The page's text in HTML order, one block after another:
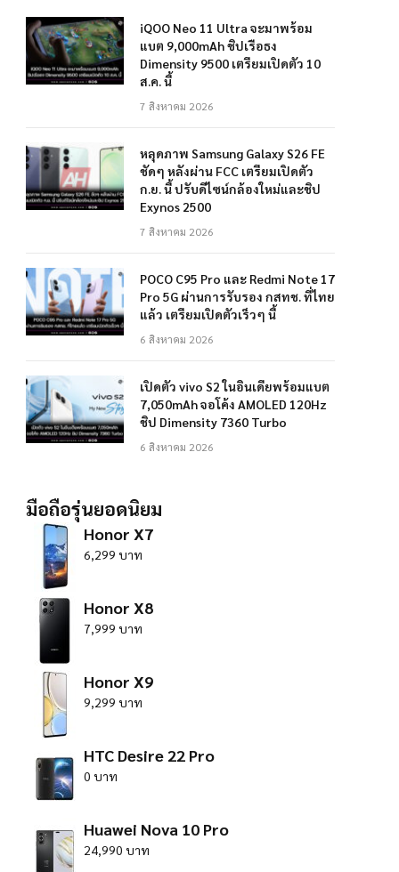
iQOO Neo 11 Ultra จะมาพร้อม
แบต 9,000mAh ชิปเรือธง
Dimensity 9500 เตรียมเปิดตัว 10
ส.ค. นี้
7 สิงหาคม 2026
หลุดภาพ Samsung Galaxy S26 FE
ชัดๆ หลังผ่าน FCC เตรียมเปิดตัว
ก.ย. นี้ ปรับดีไซน์กล้องใหม่และชิป
Exynos 2500
7 สิงหาคม 2026
POCO C95 Pro และ Redmi Note 17
Pro 5G ผ่านการรับรอง กสทช. ที่ไทย
แล้ว เตรียมเปิดตัวเร็วๆ นี้
6 สิงหาคม 2026
เปิดตัว vivo S2 ในอินเดียพร้อมแบต
7,050mAh จอโค้ง AMOLED 120Hz
ชิป Dimensity 7360 Turbo
6 สิงหาคม 2026
มือถือรุ่นยอดนิยม
Honor X7
6,299 บาท
Honor X8
7,999 บาท
Honor X9
9,299 บาท
HTC Desire 22 Pro
0 บาท
Huawei Nova 10 Pro
24,990 บาท